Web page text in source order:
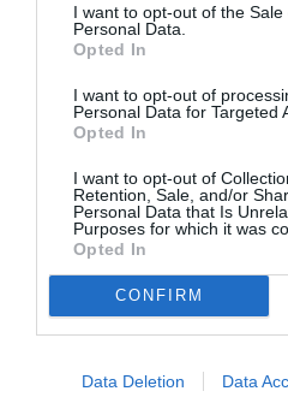
I want to opt-out of the Sale
Personal Data.
Opted In
I want to opt-out of
Personal Data for Targeted
Opted In
I want to opt-out of
Retention, Sale, and/or
Personal Data that Is
Purposes for which it was
Opted In
CONFIRM
Data Deletion Data
Δείτε όλα τατελευταία νέα
Πολιτισμό στο
Νέοι Διαγωνισμοί❯
Tags
ΑΡΧΑΙΟ ΔΡΑΜΑ
ΘΕΑΤΡΙΚΕΣ
ΙΔΡΥΜΑ ΣΤΑΥΡΟΣ ΝΙΑΡΧΟΣ
Newsletter
Κάθε βδομάδα στο e-mail
την Τέχνη και τον Πολιτισμό!